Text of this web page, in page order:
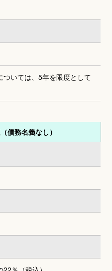
いては、5年を限度として
債務名義なし）